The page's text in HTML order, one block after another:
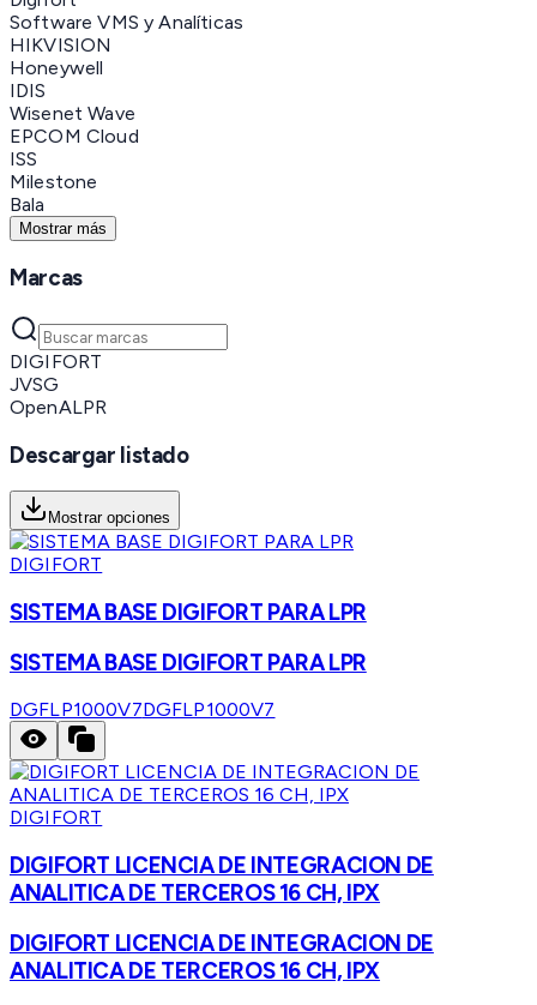
Software VMS y Analíticas
HIKVISION
Honeywell
IDIS
Wisenet Wave
EPCOM Cloud
ISS
Milestone
Bala
Mostrar más
Marcas
DIGIFORT
JVSG
OpenALPR
Descargar listado
Mostrar opciones
DIGIFORT
SISTEMA BASE DIGIFORT PARA LPR
SISTEMA BASE DIGIFORT PARA LPR
DGFLP1000V7DGFLP1000V7
DIGIFORT
DIGIFORT LICENCIA DE INTEGRACION DE
ANALITICA DE TERCEROS 16 CH, IPX
DIGIFORT LICENCIA DE INTEGRACION DE
ANALITICA DE TERCEROS 16 CH, IPX